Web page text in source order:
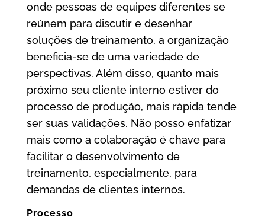
onde pessoas de equipes diferentes se
reúnem para discutir e desenhar
soluções de treinamento, a organização
beneficia-se de uma variedade de
perspectivas. Além disso, quanto mais
próximo seu cliente interno estiver do
processo de produção, mais rápida tende
ser suas validações. Não posso enfatizar
mais como a colaboração é chave para
facilitar o desenvolvimento de
treinamento, especialmente, para
demandas de clientes internos.
Processo